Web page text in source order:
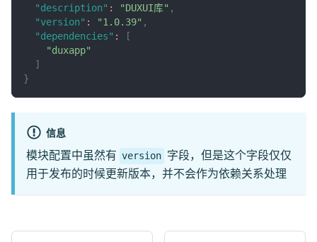
"description" : "DUXUI库" ,
"version" : "1.0.39" ,
"dependencies" :
[
"duxapp"
]
}
信息
模块配置中虽然有 version 字段，但是这个字段仅仅
用于发布的时候更新版本，并不会作为依赖关系处理